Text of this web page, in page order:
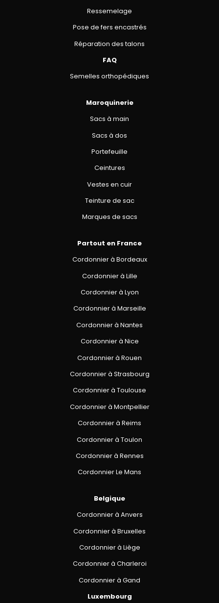
Ressemelage
Pose de fers encastrés
Réparation des talons
FAQ
Semelles orthopédiques
Maroquinerie
Sacs à main
Sacs à dos
Portefeuille
Ceintures
Vestes en cuir
Teinture de sac
Marques de sacs
Partout en France
Cordonnier à Bordeaux
Cordonnier à Lille
Cordonnier à Lyon
Cordonnier à Marseille
Cordonnier à Nantes
Cordonnier à Nice
Cordonnier à Rouen
Cordonnier à Strasbourg
Cordonnier à Toulouse
Cordonnier à Montpellier
Cordonnier à Reims
Cordonnier à Toulon
Cordonnier à Rennes
Cordonnier Le Mans
Belgique
Cordonnier à Anvers
Cordonnier à Bruxelles
Cordonnier à Liège
Cordonnier à Charleroi
Cordonnier à Gand
Luxembourg